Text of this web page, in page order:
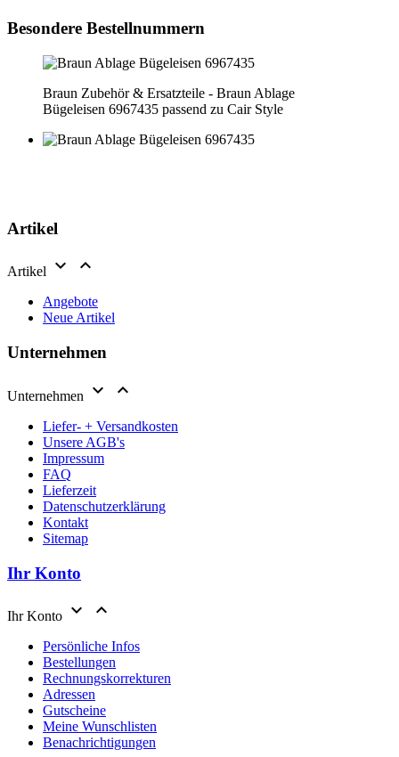
Besondere Bestellnummern
Braun Zubehör & Ersatzteile - Braun Ablage
Bügeleisen 6967435 passend zu Cair Style
Artikel
Artikel  
Angebote
Neue Artikel
Unternehmen
Unternehmen  
Liefer- + Versandkosten
Unsere AGB's
Impressum
FAQ
Lieferzeit
Datenschutzerklärung
Kontakt
Sitemap
Ihr Konto
Ihr Konto  
Persönliche Infos
Bestellungen
Rechnungskorrekturen
Adressen
Gutscheine
Meine Wunschlisten
Benachrichtigungen